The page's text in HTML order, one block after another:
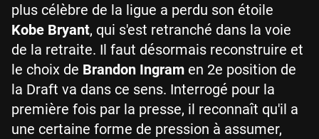
plus célèbre de la ligue a perdu son étoile
Kobe Bryant, qui s'est retranché dans la voie
de la retraite. Il faut désormais reconstruire et
le choix de Brandon Ingram en 2e position de
la Draft va dans ce sens. Interrogé pour la
première fois par la presse, il reconnaît qu'il a
une certaine forme de pression à assumer,